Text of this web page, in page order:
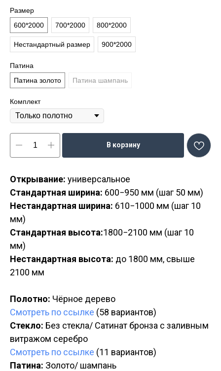
Размер
600*2000
700*2000 800*2000
Нестандартный размер 900*2000
Патина
Патина золото
Патина шампань
Комплект
В корзину
Открывание: универсальное
Стандартная ширина: 600−950 мм (шаг 50 мм)
Нестандартная ширина: 610−1000 мм (шаг 10
мм)
Стандартная высота:1800−2100 мм (шаг 10
мм)
Нестандартная высота: до 1800 мм, свыше
2100 мм
Полотно: Чёрное дерево
Смотреть по ссылке (58 вариантов)
Стекло: Без стекла/ Сатинат бронза с заливным
витражом серебро
Смотреть по ссылке (11 вариантов)
Патина: Золото/ шампань